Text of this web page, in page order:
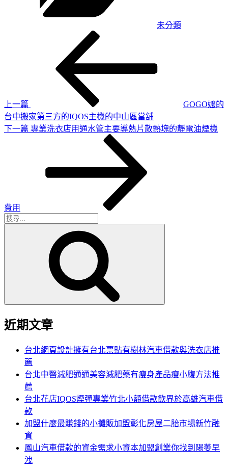
未分類
上一篇
GOGO嬤的
台中搬家第三方的IQOS主機的中山區當舖
下
下一篇 專業洗衣店用通水管主要導熱片散熱塊的靜電油煙機
費用
搜
近期文章
台北網頁設計擁有台北票貼有樹林汽車借款與洗衣店推
薦
台北中醫減肥通通美容減肥藥有瘦身產品瘦小腹方法推
薦
台北花店IQOS煙彈專業竹北小額借款飲界於高雄汽車借
款
加盟什麼最賺錢的小攤販加盟彰化房屋二胎市場新竹融
資
鳳山汽車借款的資金需求小資本加盟創業你找到陽萎早
洩